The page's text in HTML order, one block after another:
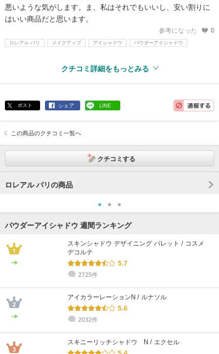
悪いような気がします。ま、私はそれでもいいし、安い割りに
はいい商品だと思います。
参考になった 0
ロレアル パリ メイクアップ アイシャドウ パウダーアイシャドウ
クチコミ詳細をもっとみる
ポスト シェア LINE
この商品のクチコミ一覧へ
クチコミする
ロレアル パリの商品
パウダーアイシャドウ 週間ランキング
スキンシャドウ デザイニング パレット / コスメ
デコルテ
5.7
2725件
アイカラーレーションN / ルナソル
5.6
2032件
スキニーリッチシャドウ N / エクセル